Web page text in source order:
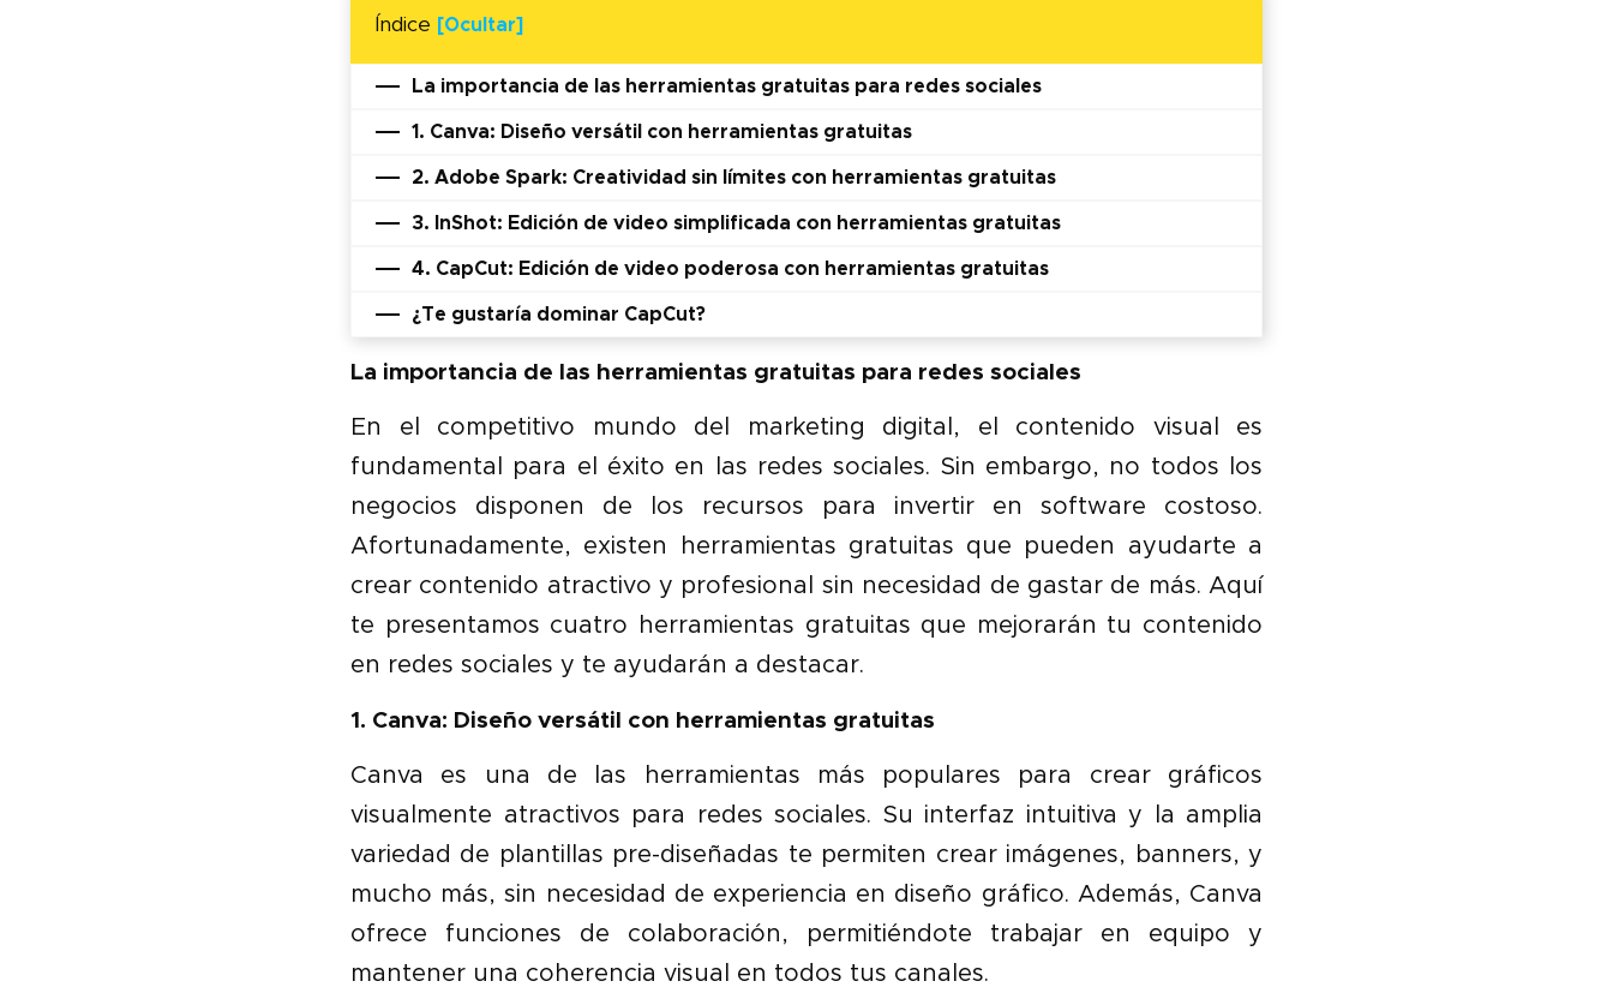
Índice [Ocultar]
La importancia de las herramientas gratuitas para redes sociales
1. Canva: Diseño versátil con herramientas gratuitas
2. Adobe Spark: Creatividad sin límites con herramientas gratuitas
3. InShot: Edición de video simplificada con herramientas gratuitas
4. CapCut: Edición de video poderosa con herramientas gratuitas
¿Te gustaría dominar CapCut?
La importancia de las herramientas gratuitas para redes sociales
En el competitivo mundo del marketing digital, el contenido visual es
fundamental para el éxito en las redes sociales. Sin embargo, no todos los
negocios disponen de los recursos para invertir en software costoso.
Afortunadamente, existen herramientas gratuitas que pueden ayudarte a
crear contenido atractivo y profesional sin necesidad de gastar de más. Aquí
te presentamos cuatro herramientas gratuitas que mejorarán tu contenido
en redes sociales y te ayudarán a destacar.
1. Canva: Diseño versátil con herramientas gratuitas
Canva es una de las herramientas más populares para crear gráficos
visualmente atractivos para redes sociales. Su interfaz intuitiva y la amplia
variedad de plantillas pre-diseñadas te permiten crear imágenes, banners, y
mucho más, sin necesidad de experiencia en diseño gráfico. Además, Canva
ofrece funciones de colaboración, permitiéndote trabajar en equipo y
mantener una coherencia visual en todos tus canales.